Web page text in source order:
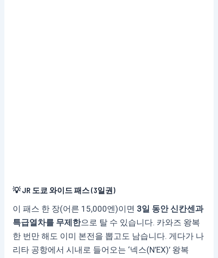
💡 JR 도쿄 와이드 패스 (3일권)
이 패스 한 장(어른 15,000엔)이면 3일 동안 신칸센과
특급열차를 무제한으로 탈 수 있습니다. 카와즈 왕복
한 번만 해도 이미 본전을 뽑고도 남습니다. 게다가 나
리타 공항에서 시내로 들어오는 ‘넥스(N’EX)’ 왕복